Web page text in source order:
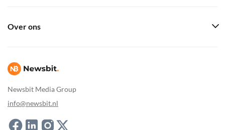
Newsbit Media Group
info@newsbit.nl
Over ons